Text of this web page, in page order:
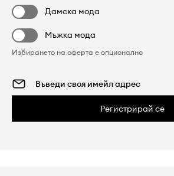
Дамска мода
Мъжка мода
Избирането на оферта е опционално
Регистрирай се